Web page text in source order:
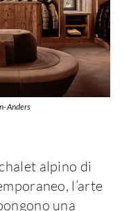
Anders
alpino di
l’arte
una